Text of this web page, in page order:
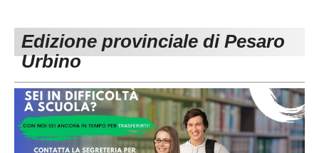
Carica la tua Rosa
1^ CATEGORIA
3^ CATEGORIA
GIOVANILI
Edizione provinciale di Pesaro
Urbino